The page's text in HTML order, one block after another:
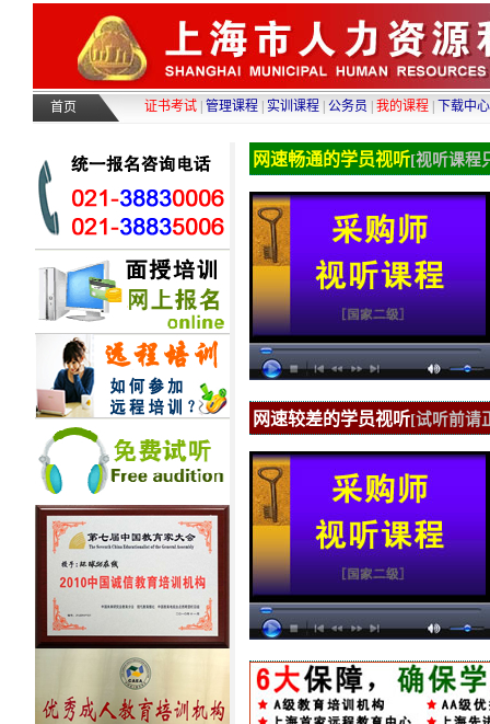
首页 证书考试 管理课程 实训课程 公务员 我的课程 下载中心
网速畅通的学员视听[视听课程
网速较差的学员视听[试听前请